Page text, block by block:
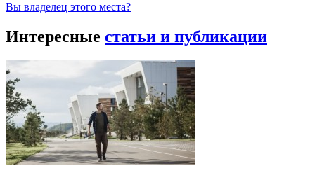
Вы владелец этого места?
Интересные статьи и публикации